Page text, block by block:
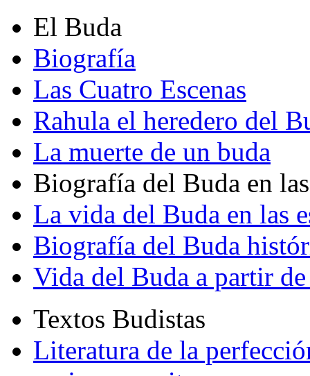
El Buda
Biografía
Las Cuatro Escenas
Rahula el heredero del
La muerte de un buda
Biografía del Buda en
La vida del Buda en las
Biografía del Buda
Vida del Buda a partir de
Textos Budistas
Literatura de la